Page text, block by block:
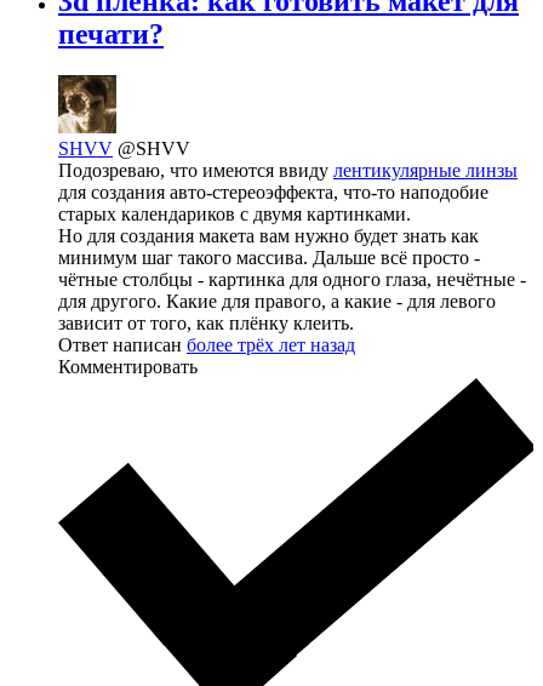
печати?
SHVV @SHVV
Подозреваю, что имеются ввиду лентикулярные линзы
для создания авто-стереоэффекта, что-то наподобие
старых календариков с двумя картинками.
Но для создания макета вам нужно будет знать как
минимум шаг такого массива. Дальше всё просто -
чётные столбцы - картинка для одного глаза, нечётные -
для другого. Какие для правого, а какие - для левого
зависит от того, как плёнку клеить.
Ответ написан более трёх лет назад
Комментировать